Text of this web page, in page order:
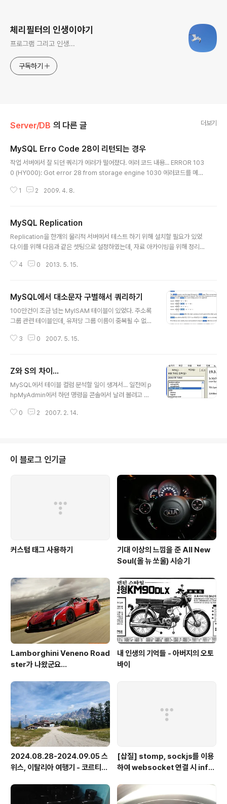
체리필터의 인생이야기
프로그램 그리고 인생...
구독하기
Server/DB 의 다른 글 더보기
MySQL Erro Code 28이 리턴되는 경우
작업 서버에서 잘 되던 쿼리가 에러가 떨어졌다. 에러 코드 내용... ERROR 103
0 (HY000): Got error 28 from storage engine 1030 에러코드를 메뉴
030 SQLSTATE: HY000 (ER_GET_ERRNO) Message: Got error %
error 28 OS error code 28: No space left on device mysql이 설치
된 디렉토리의 bin 디렉토리에서 perror라는..
1 2 2009. 4. 8.
MySQL Replication
Replication을 한개의 물리적 서버에서 테스트 하기 위해 설치할 필요가 있었
다.이를 위해 다음과 같은 셋팅으로 설정하였는데, 자료 아카이빙을 위해 정리
한다.2. 각각 다른 Port를 사용한다.3. Master, Slave 설정을 하고 Replicati
리/mysql_master --with-charset=utf8 --enable-assembler 2. ma
ke, make install을 통해 설치한다. 3. master db가 설치가 완..
4 0 2013. 5. 15.
MySQL에서 대소문자 구별해서 쿼리하기
100만건이 조금 넘는 MyISAM 테이블이 있었다. 주소록
그룹 관련 테이블인데, 유저당 그룹 이름이 중복될 수 없었
각해서 디비 내에서 대소문자가 틀린 경우에는 새로운 그
만... innoDB도 아닌 MyISAM 테이블에 100만건이니 A
LTER 한번만 쳐도 수시간은 잡아 먹을 듯 했다. 그래서 메
뉴얼을 뒤졌더니... 역시나 ^^ BINARY라는 Cast Functi
문제를 간단하게 해결할 수 있게 되었다. 역시 모든 문제의
3 0 2007. 5. 15.
Z와 S의 차이...
MySQL에서 테이블 컬럼 분석할 일이 생겨서... 일전에 p
hpMyAdmin에서 하던 명령을 콘솔에서 날려 볼려고 하
같았는데 라며... 메뉴얼을 뒤적였다. 다음과 같은 명령어가
LYZE하고 ANALYSE하고 뭐가 틀린거야? 얼른 네이버
사전을 찾아 봤다 analyze an·a·lyze〔〕 vt. 1【물리·화학】
분석하다, 분해하다;【수학】 해석하다 《analyze+목+전
0 2 2007. 2. 14.
이 블로그 인기글
커스텀 태그 사용하기
기대 이상의 느낌을 준 All New
Soul(올 뉴 쏘울) 시승기
Lamborghini Veneno Road
ster가 나왔군요...
내 인생의 기억들 - 아버지의 오토
바이
2024.08.28-2024.09.05 스
위스, 이탈리아 여행기 - 코르티나
스
[삽질] stomp, sockjs를 이용
하여 websocket 연결 시 info